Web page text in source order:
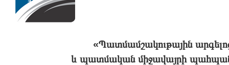
«Պատմամշակութային
և պատմական միջավայրի